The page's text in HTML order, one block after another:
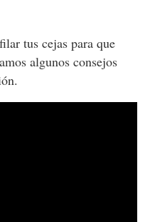
tus cejas para que
algunos consejos